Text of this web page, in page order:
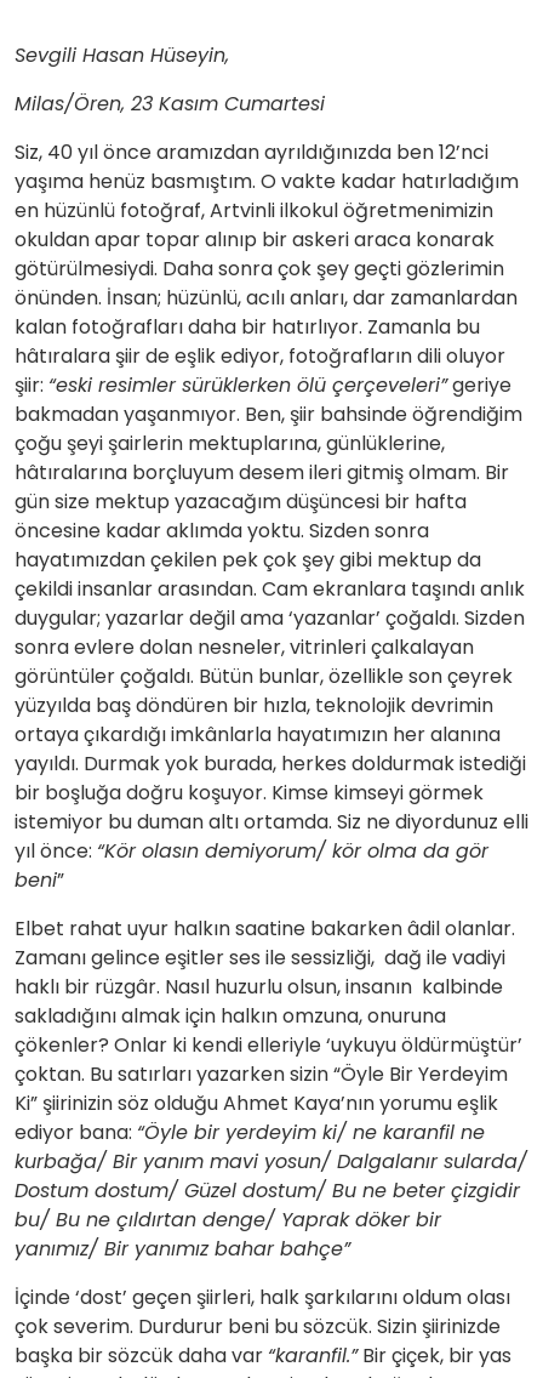
Sevgili Hasan Hüseyin,
Milas/Ören, 23 Kasım Cumartesi
Siz, 40 yıl önce aramızdan ayrıldığınızda ben 12’nci
yaşıma henüz basmıştım. O vakte kadar hatırladığım
en hüzünlü fotoğraf, Artvinli ilkokul öğretmenimizin
okuldan apar topar alınıp bir askeri araca konarak
götürülmesiydi. Daha sonra çok şey geçti gözlerimin
önünden. İnsan; hüzünlü, acılı anları, dar zamanlardan
kalan fotoğrafları daha bir hatırlıyor. Zamanla bu
hâtıralara şiir de eşlik ediyor, fotoğrafların dili oluyor
şiir: “eski resimler sürüklerken ölü çerçeveleri”geriye
bakmadan yaşanmıyor. Ben, şiir bahsinde öğrendiğim
çoğu şeyi şairlerin mektuplarına, günlüklerine,
hâtıralarına borçluyum desem ileri gitmiş olmam. Bir
gün size mektup yazacağım düşüncesi bir hafta
öncesine kadar aklımda yoktu. Sizden sonra
hayatımızdan çekilen pek çok şey gibi mektup da
çekildi insanlar arasından. Cam ekranlara taşındı anlık
duygular; yazarlar değil ama ‘yazanlar’ çoğaldı. Sizden
sonra evlere dolan nesneler, vitrinleri çalkalayan
görüntüler çoğaldı. Bütün bunlar, özellikle son çeyrek
yüzyılda baş döndüren bir hızla, teknolojik devrimin
ortaya çıkardığı imkânlarla hayatımızın her alanına
yayıldı. Durmak yok burada, herkes doldurmak istediği
bir boşluğa doğru koşuyor. Kimse kimseyi görmek
istemiyor bu duman altı ortamda. Siz ne diyordunuz elli
yıl önce: “Kör olasın demiyorum/ kör olma da gör
beni”
Elbet rahat uyur halkın saatine bakarken âdil olanlar.
Zamanı gelince eşitler ses ile sessizliği, dağ ile vadiyi
haklı bir rüzgâr. Nasıl huzurlu olsun, insanın kalbinde
sakladığını almak için halkın omzuna, onuruna
çökenler? Onlar ki kendi elleriyle ‘uykuyu öldürmüştür’
çoktan. Bu satırları yazarken sizin “Öyle Bir Yerdeyim
Ki” şiirinizin söz olduğu Ahmet Kaya’nın yorumu eşlik
ediyor bana: “Öyle bir yerdeyim ki/ ne karanfil ne
kurbağa/ Bir yanım mavi yosun/ Dalgalanır sularda/
Dostum dostum/ Güzel dostum/ Bu ne beter çizgidir
bu/ Bu ne çıldırtan denge/ Yaprak döker bir
yanımız/ Bir yanımız bahar bahçe”
İçinde ‘dost’ geçen şiirleri, halk şarkılarını oldum olası
çok severim. Durdurur beni bu sözcük. Sizin şiirinizde
başka bir sözcük daha var “karanfil.”Bir çiçek, bir yas